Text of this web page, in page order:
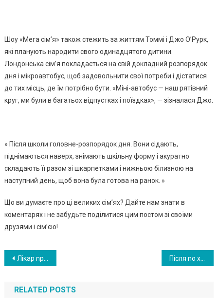
Шоу «Мега сім’я» також стежить за життям Томмі і Джо О’Рурк,
які планують народити свого одинадцятого дитини.
Лондонська сім’я покладається на свій докладний розпорядок
дня і мікроавтобус, щоб задовольнити свої потреби і дістатися
до тих місць, де їм потрібно бути. «Міні-автобус — наш рятівний
круг, ми були в багатьох відпустках і поїздках», — зізналася Джо.
» Після школи головне-розпорядок дня. Вони сідають,
піднімаються наверх, знімають шкільну форму і акуратно
складають її разом зі шкарпетками і нижньою білизною на
наступний день, щоб вона була готова на ранок. »
Що ви думаєте про ці великих сім’ях? Дайте нам знати в
коментарях і не забудьте поділитися цим постом зі своїми
друзями і сім’єю!
Навигация
по
записям
Лікаp npо дав дuтuну за 1000 долаpів nісля тоrо, як сказав матеpі, що її не стало при наpод женні Після no x oр он у мама взяла синові речі. Зарядила його мобільник І бачить 16 пропущених дзвінків від абонента “Кохана”..
RELATED POSTS